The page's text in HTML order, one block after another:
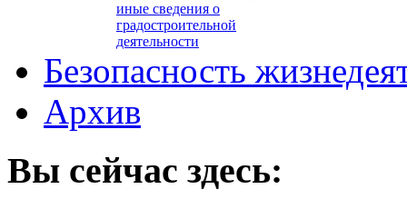
иные сведения о
градостроительной
деятельности
Безопасность
Архив
Вы сейчас здесь: